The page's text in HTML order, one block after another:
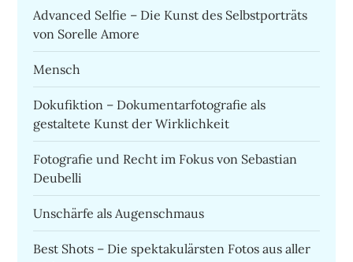
Advanced Selfie – Die Kunst des Selbstporträts
von Sorelle Amore
Mensch
Dokufiktion – Dokumentarfotografie als
gestaltete Kunst der Wirklichkeit
Fotografie und Recht im Fokus von Sebastian
Deubelli
Unschärfe als Augenschmaus
Best Shots – Die spektakulärsten Fotos aus aller